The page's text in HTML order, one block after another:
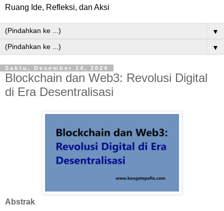
Ruang Ide, Refleksi, dan Aksi
▼
▼
Sabtu, Desember 14, 2024
Blockchain dan Web3: Revolusi Digital
di Era Desentralisasi
Abstrak